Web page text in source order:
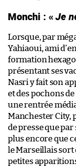
Monchi : «Je
Lorsque, par
Yahiaoui, ami
formation
présentant ses
Nasri y fait son
et des pochons
une rentrée
Manchester City,
de presse que
plus encore que
le Marseillais sort
petites